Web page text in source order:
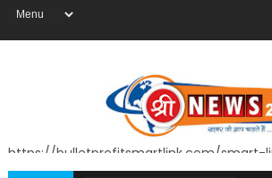
https://bulletprofitsmartlink.com/smart-